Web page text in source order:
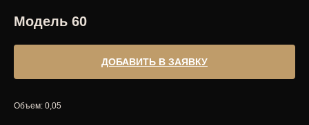
Модель 60
ДОБАВИТЬ В ЗАЯВКУ
Объем: 0,05